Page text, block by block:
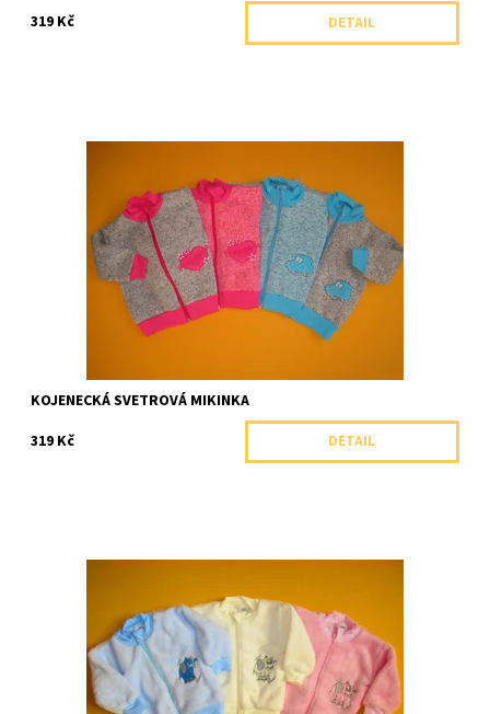
319 Kč
DETAIL
Teploučká kojenecká mikinka - svetr se stojáčkem a výšivkou.
Skladem 1 ks
Arex, ČR
KOJENECKÁ SVETROVÁ MIKINKA
319 Kč
DETAIL
Teploučká huňatá kojenecká mikina s výšivkou.
Dostupnost:
Skladem 1 ks
Arex, ČR